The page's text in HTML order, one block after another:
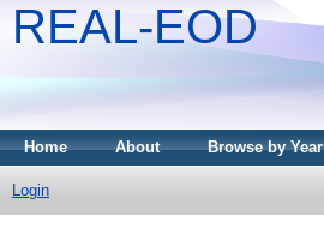
REAL-EOD
Home About Browse by Year
Login